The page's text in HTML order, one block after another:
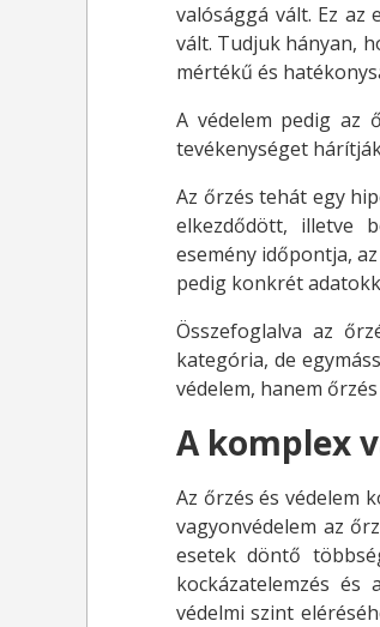
valósággá vált. Ez
vált. Tudjuk hányan,
mértékű és
A védelem pedig az
tevékenységet
Az őrzés tehát egy
elkezdődött, illetve
esemény időpontja,
pedig konkrét
Összefoglalva az
kategória, de
védelem, hanem
A komplex
Az őrzés és védelem
vagyonvédelem az
esetek döntő
kockázatelemzés
védelmi szint